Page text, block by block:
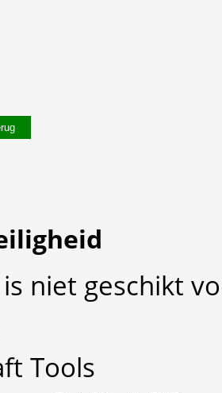
niet geschikt
Tools